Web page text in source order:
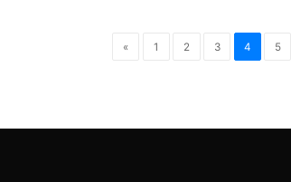
« 1 2 3 4 5